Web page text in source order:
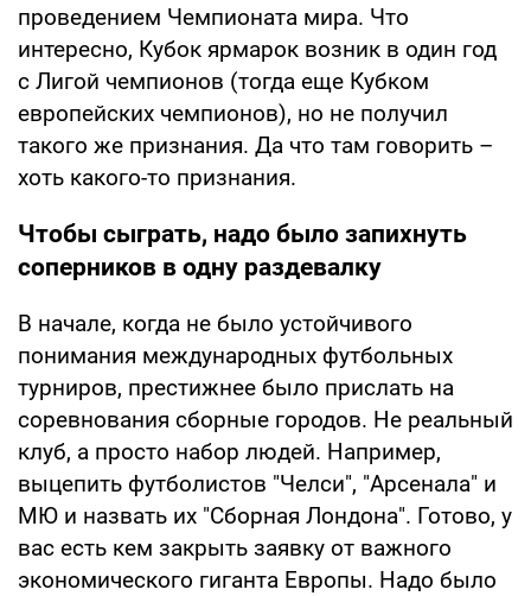
проведением Чемпионата мира. Что
интересно, Кубок ярмарок возник в один год
с Лигой чемпионов (тогда еще Кубком
европейских чемпионов), но не получил
такого же признания. Да что там говорить –
хоть какого-то признания.
Чтобы сыграть, надо было запихнуть
соперников в одну раздевалку
В начале, когда не было устойчивого
понимания международных футбольных
турниров, престижнее было прислать на
соревнования сборные городов. Не реальный
клуб, а просто набор людей. Например,
выцепить футболистов "Челси", "Арсенала" и
МЮ и назвать их "Сборная Лондона". Готово, у
вас есть кем закрыть заявку от важного
экономического гиганта Европы. Надо было